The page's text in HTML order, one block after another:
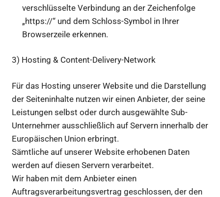
verschlüsselte Verbindung an der Zeichenfolge
„https://“ und dem Schloss-Symbol in Ihrer
Browserzeile erkennen.
3) Hosting & Content-Delivery-Network
Für das Hosting unserer Website und die Darstellung
der Seiteninhalte nutzen wir einen Anbieter, der seine
Leistungen selbst oder durch ausgewählte Sub-
Unternehmer ausschließlich auf Servern innerhalb der
Europäischen Union erbringt.
Sämtliche auf unserer Website erhobenen Daten
werden auf diesen Servern verarbeitet.
Wir haben mit dem Anbieter einen
Auftragsverarbeitungsvertrag geschlossen, der den